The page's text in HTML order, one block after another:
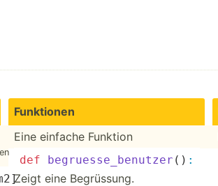
Funktionen
Eine einfache Funktion
def begruesse_benutzer () :
Zeigt eine Begrüs­sung.